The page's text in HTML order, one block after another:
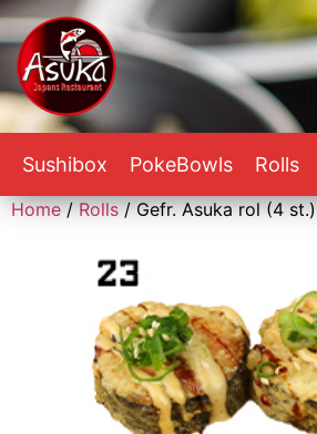
Sushibox PokeBowls Rolls
Home/Rolls/ Gefr. Asuka rol (4 st.)